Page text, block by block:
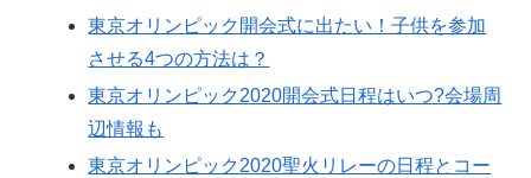
東京オリンピック開会式に出たい！子供を参加
させる4つの方法は？
東京オリンピック2020開会式日程はいつ?会場周
辺情報も
東京オリンピック2020聖火リレーの日程とコー